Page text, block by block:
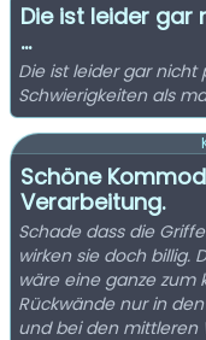
Die ist leider
...
Die ist leider gar
Schwierigkeiten als
Schöne
Verarbeitung.
Schade dass die
wirken sie doch billig.
wäre eine ganze zum
Rückwände nur in
und bei den mittleren